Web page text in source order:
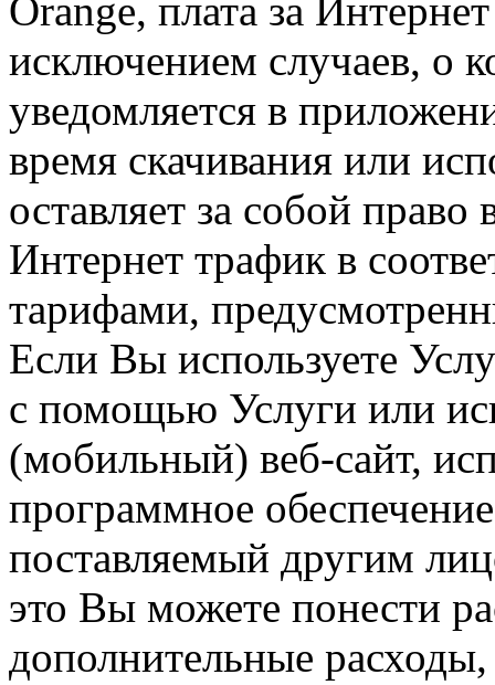
Orange, плата за
исключением случаев, о
уведомляется в
время скачивания или
оставляет за собой право
Интернет трафик в
тарифами,
Если Вы используете
с помощью Услуги или
(мобильный) веб-сайт,
программное
поставляемый другим
это Вы можете понести
дополнительные